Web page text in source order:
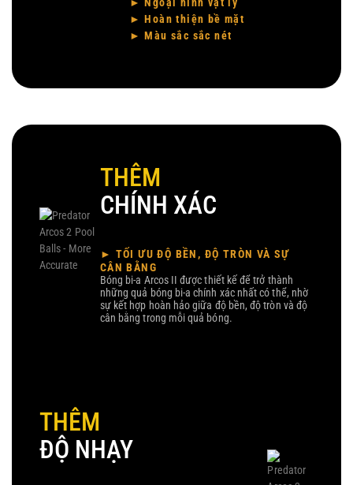
► Hoàn thiện bề mặt
► Màu sắc sắc nét
THÊM
CHÍNH XÁC
► TỐI ƯU ĐỘ BỀN, ĐỘ TRÒN VÀ SỰ
CÂN BẰNG
Bóng bi-a Arcos II được thiết kế để trở thành
những quả bóng bi-a chính xác nhất có thể, nhờ
sự kết hợp hoàn hảo giữa độ bền, độ tròn và độ
cân bằng trong mỗi quả bóng.
THÊM
ĐỘ NHẠY